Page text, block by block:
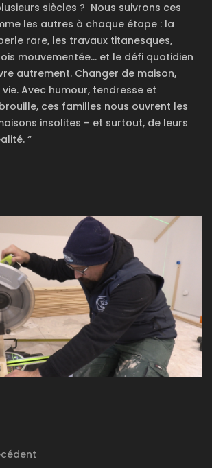
siècles ? Nous suivrons ces
les autres à chaque étape : la
rare, les travaux titanesques,
mouvementée… et le défi quotidien
autrement. Changer de maison,
Avec humour, tendresse et
ces familles nous ouvrent les
insolites – et surtout, de leurs
“